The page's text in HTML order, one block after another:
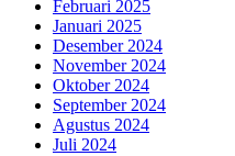
Februari 2025
Januari 2025
Desember 2024
November 2024
Oktober 2024
September 2024
Agustus 2024
Juli 2024